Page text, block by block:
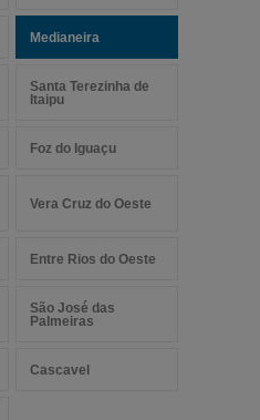
Medianeira
Santa Terezinha de
Itaipu
Foz do Iguaçu
Vera Cruz do Oeste
Entre Rios do Oeste
São José das
Palmeiras
Cascavel